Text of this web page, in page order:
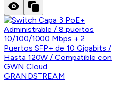
GRANDSTREAM